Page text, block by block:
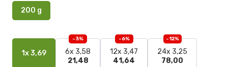
200 g
1x 3,69
-3%
6x 3,58
21,48
-6%
12x 3,47
41,64
-12%
24x 3,25
78,00